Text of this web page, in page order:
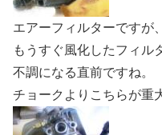
エアーフィルターですが
もうすぐ風化したフィル
不調になる直前ですね。
チョークよりこちらが重